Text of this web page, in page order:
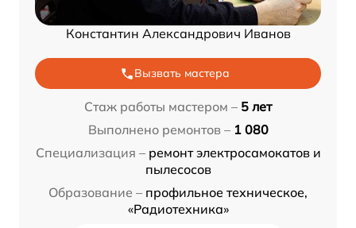
Константин Александрович Иванов
Вызвать мастера
Стаж работы мастером – 5 лет
Выполнено ремонтов – 1 080
Специализация – ремонт электросамокатов и
пылесосов
Образование – профильное техническое,
«Радиотехника»